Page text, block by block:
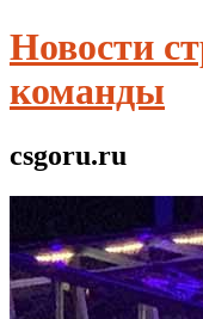
Новости
команды
csgoru.ru